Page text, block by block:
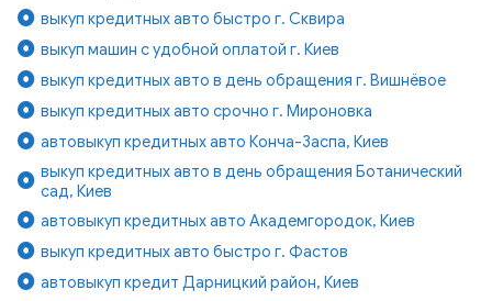
выкуп кредитных авто быстро г. Сквира
выкуп машин с удобной оплатой г. Киев
выкуп кредитных авто в день обращения г. Вишнёвое
выкуп кредитных авто срочно г. Мироновка
автовыкуп кредитных авто Конча-Заспа, Киев
выкуп кредитных авто в день обращения Ботанический
сад, Киев
автовыкуп кредитных авто Академгородок, Киев
выкуп кредитных авто быстро г. Фастов
автовыкуп кредит Дарницкий район, Киев